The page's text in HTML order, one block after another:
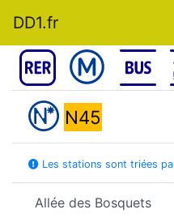
DD1.fr
N45
Les stations sont triées
Allée des Bosquets